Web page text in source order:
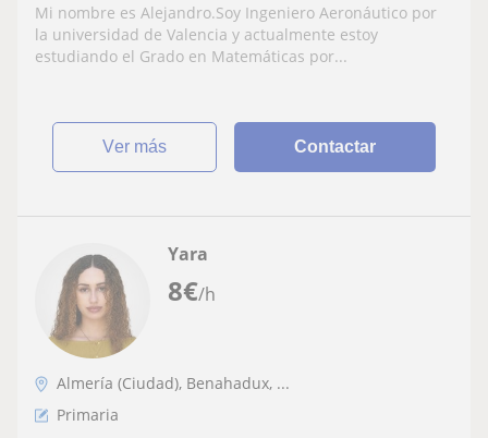
Mi nombre es Alejandro.Soy Ingeniero Aeronáutico por
la universidad de Valencia y actualmente estoy
estudiando el Grado en Matemáticas por...
ver más Contactar
8€/h
Yara
Almería (Ciudad), Benahadux, ...
Primaria